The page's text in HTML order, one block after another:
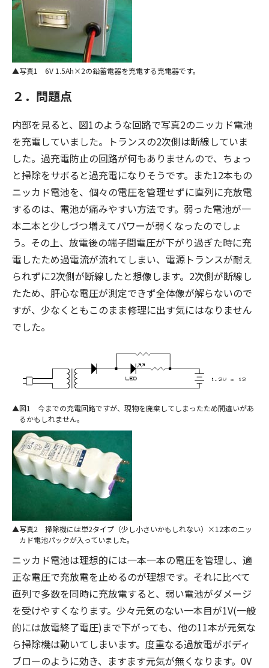
写真1 6V 1.5Ah×2の鉛蓄電器を充電する充電器です。
２．問題点
内部を見ると、図1のような回路で写真2のニッカド電池
を充電していました。トランスの2次側は断線していま
した。過充電防止の回路が何もありませんので、ちょっ
と掃除をサボると過充電になりそうです。また12本もの
ニッカド電池を、個々の電圧を管理せずに直列に充放電
するのは、電池が痛みやすい方法です。弱った電池が一
本二本と少しづつ増えてパワーが弱くなったのでしょ
う。その上、放電後の端子間電圧が下がり過ぎた時に充
電したため過電流が流れてしまい、電源トランスが耐え
られずに2次側が断線したと想像します。2次側が断線し
たため、肝心な電圧が測定できず全体像が解らないので
すが、少なくともこのまま修理に出す気にはなりません
でした。
図1 今までの充電回路ですが、現物を廃棄してしまったため間違いがあ
るかもしれません。
写真2 掃除機には単2タイプ（少し小さいかもしれない）×12本のニッ
カド電池パックが入っていました。
ニッカド電池は理想的には一本一本の電圧を管理し、適
正な電圧で充放電を止めるのが理想です。それに比べて
直列で多数を同時に充放電すると、弱い電池がダメージ
を受けやすくなります。少々元気のない一本目が1V(一般
的には放電終了電圧)まで下がっても、他の11本が元気な
ら掃除機は動いてしまいます。度重なる過放電がボディ
ブローのように効き、ますます元気が無くなります。0V